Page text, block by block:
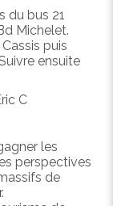
du bus 21
Michelet.
puis
ensuite
C
les
perspectives
de